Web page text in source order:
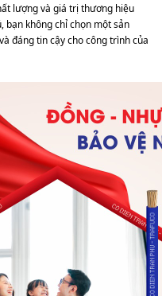
lượng và giá trị thương hiệu
bạn không chỉ chọn một sản
đáng tin cậy cho công trình của